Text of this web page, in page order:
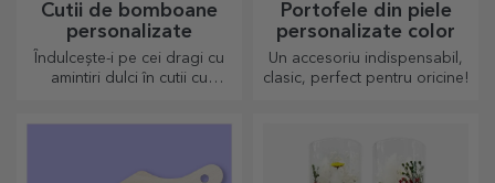
Cutii de bomboane
personalizate
Îndulcește-i pe cei dragi cu
amintiri dulci în cutii cu
Portofele din piele
personalizate color
Un accesoriu indispensabil,
clasic, perfect pentru oricine!